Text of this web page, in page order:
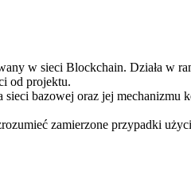
w sieci Blockchain. Działa w
od projektu.
bazowej oraz jej
zamierzone przypadki